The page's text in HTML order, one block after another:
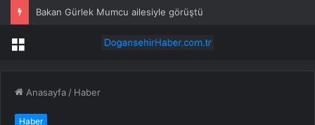
Bakan Gürlek Mumcu ailesiyle görüştü
Menü
Anasayfa / Haber
Haber